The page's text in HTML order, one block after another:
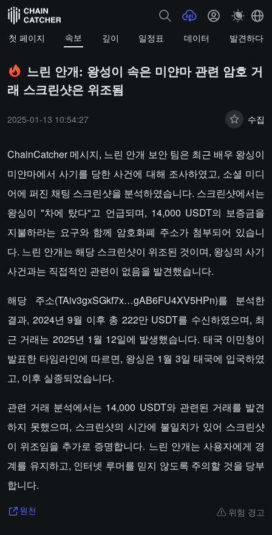
첫 페이지 속보 깊이 일정표 데이터 발견하다
느린 안개: 왕성이 속은 미얀마 관련 암호 거
래 스크린샷은 위조됨
2025-01-13 10:54:27 수집
ChainCatcher 메시지, 느린 안개 보안 팀은 최근 배우 왕싱이
미얀마에서 사기를 당한 사건에 대해 조사하였고, 소셜 미디
어에 퍼진 채팅 스크린샷을 분석하였습니다. 스크린샷에서는
왕싱이 "차에 탔다"고 언급되며, 14,000 USDT의 보증금을
지불하라는 요구와 함께 암호화폐 주소가 첨부되어 있습니
다. 느린 안개는 해당 스크린샷이 위조된 것이며, 왕싱의 사기
사건과는 직접적인 관련이 없음을 발견했습니다.
해당 주소(TAiv3gxSGkf7x…gAB6FU4XV5HPn)를 분석한
결과, 2024년 9월 이후 총 222만 USDT를 수신하였으며, 최
근 거래는 2025년 1월 12일에 발생했습니다. 태국 이민청이
발표한 타임라인에 따르면, 왕싱은 1월 3일 태국에 입국하였
고, 이후 실종되었습니다.
관련 거래 분석에서는 14,000 USDT와 관련된 거래를 발견
하지 못했으며, 스크린샷의 시간에 불일치가 있어 스크린샷
이 위조임을 추가로 증명합니다. 느린 안개는 사용자에게 경
계를 유지하고, 인터넷 루머를 믿지 않도록 주의할 것을 당부
합니다.
원천 위험 경고